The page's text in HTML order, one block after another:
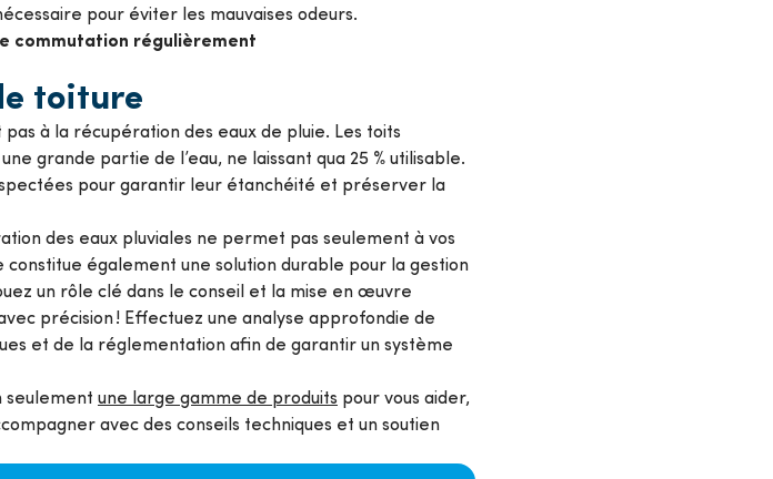
pour éviter les mauvaises odeurs.
commutation régulièrement
toiture
à la récupération des eaux de pluie. Les toits
grande partie de l’eau, ne laissant qua 25 % utilisable.
pour garantir leur étanchéité et préserver la
des eaux pluviales ne permet pas seulement à vos
également une solution durable pour la gestion
un rôle clé dans le conseil et la mise en œuvre
précision ! Effectuez une analyse approfondie de
et de la réglementation afin de garantir un système
seulement une large gamme de produits pour vous aider,
avec des conseils techniques et un soutien